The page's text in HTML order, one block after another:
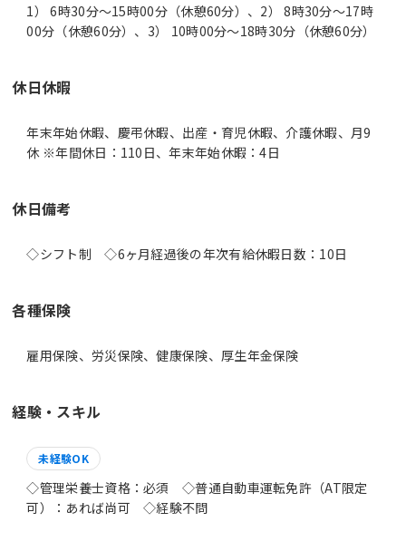
1） 6時30分〜15時00分（休憩60分）、2） 8時30分〜17時
00分（休憩60分）、3） 10時00分〜18時30分（休憩60分）
休日休暇
年末年始休暇、慶弔休暇、出産・育児休暇、介護休暇、月9
休 ※年間休日：110日、年末年始休暇：4日
休日備考
◇シフト制 ◇6ヶ月経過後の年次有給休暇日数：10日
各種保険
雇用保険、労災保険、健康保険、厚生年金保険
経験・スキル
未経験OK
◇管理栄養士資格：必須 ◇普通自動車運転免許（AT限定
可）：あれば尚可 ◇経験不問